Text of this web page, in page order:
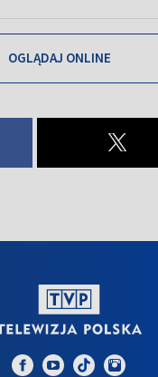
OGLĄDAJ ONLINE